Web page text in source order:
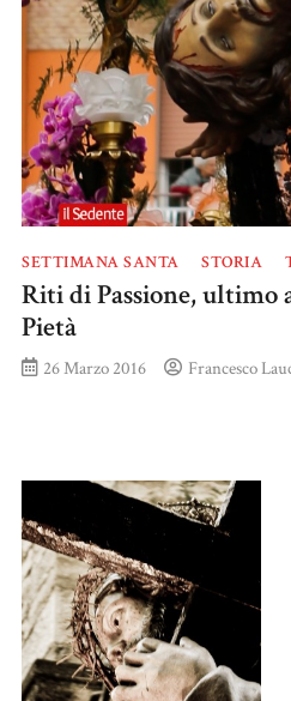
SETTIMANA SANTA STORIA
Riti di Passione, ultimo
Pietà
26 Marzo 2016 Francesco